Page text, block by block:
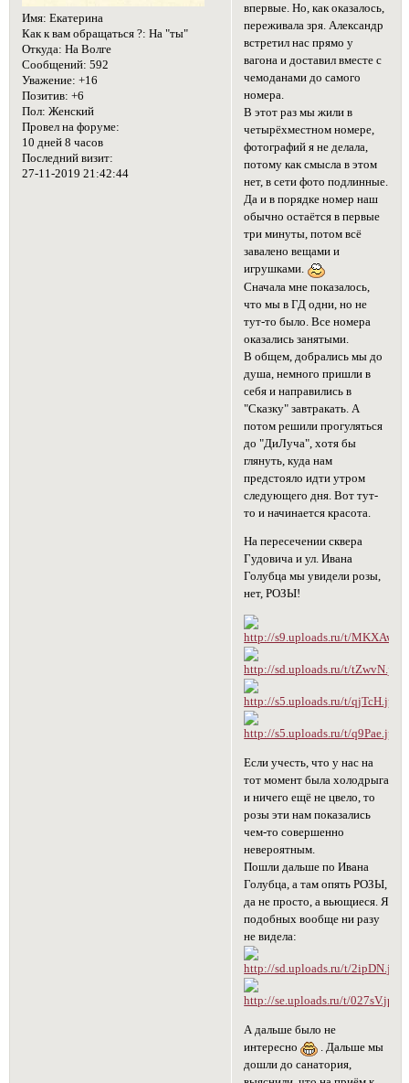
Имя: Екатерина
Как к вам обращаться ?: На "ты"
Откуда: На Волге
Сообщений: 592
Уважение: +16
Позитив: +6
Пол: Женский
Провел на форуме:
10 дней 8 часов
Последний визит:
27-11-2019 21:42:44
впервые. Но, как оказалось,
переживала зря. Александр
встретил нас прямо у
вагона и доставил вместе с
чемоданами до самого
номера.
В этот раз мы жили в
четырёхместном номере,
фотографий я не делала,
потому как смысла в этом
нет, в сети фото подлинные.
Да и в порядке номер наш
обычно остаётся в первые
три минуты, потом всё
завалено вещами и
игрушками.
Сначала мне показалось,
что мы в ГД одни, но не
тут-то было. Все номера
оказались занятыми.
В общем, добрались мы до
душа, немного пришли в
себя и направились в
"Сказку" завтракать. А
потом решили прогуляться
до "ДиЛуча", хотя бы
глянуть, куда нам
предстояло идти утром
следующего дня. Вот тут-
то и начинается красота.
На пересечении сквера
Гудовича и ул. Ивана
Голубца мы увидели розы,
нет, РОЗЫ!
Если учесть, что у нас на
тот момент была холодрыга
и ничего ещё не цвело, то
розы эти нам показались
чем-то совершенно
невероятным.
Пошли дальше по Ивана
Голубца, а там опять РОЗЫ,
да не просто, а вьющиеся. Я
подобных вообще ни разу
не видела:
А дальше было не
интересно
. Дальше мы
дошли до санатория,